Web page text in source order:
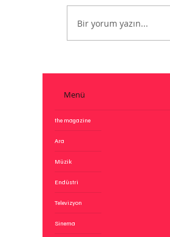
Bir yorum yazın...
Menü
the magazine
Ara
Müzik
Endüstri
Televizyon
Sinema